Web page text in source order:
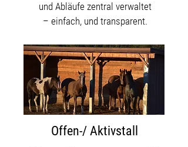
und Abläufe zentral verwaltet
– einfach, und transparent.
Offen-/ Aktivstall